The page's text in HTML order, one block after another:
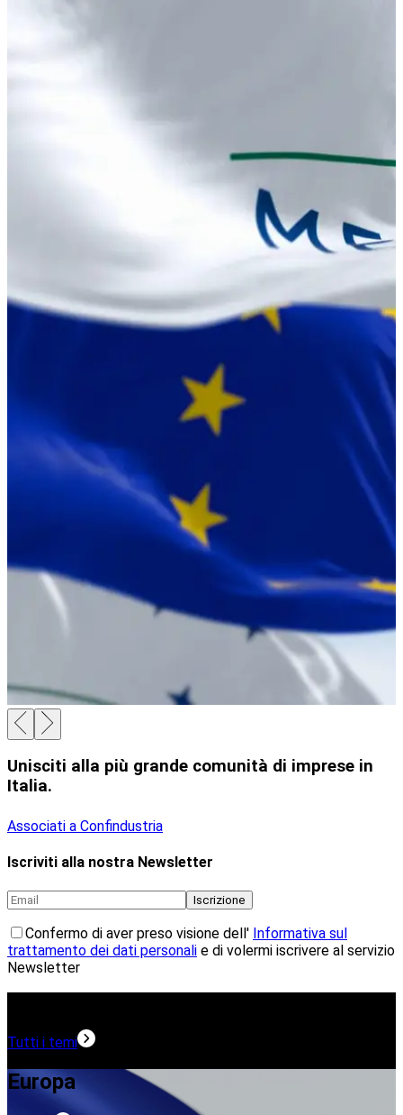
Unisciti alla più grande comunità di imprese in
Italia.
Associati a Confindustria
Iscriviti alla nostra Newsletter
Iscrizione
Confermo di aver preso visione dell' Informativa sul
trattamento dei dati personali e di volermi iscrivere al servizio
Newsletter
Tutti i temi
Europa